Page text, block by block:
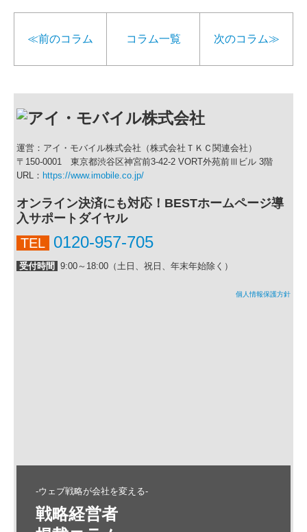
≪前のコラム コラム一覧 次のコラム≫
運営：アイ・モバイル株式会社（株式会社ＴＫＣ関連会社）
〒150-0001 東京都渋谷区神宮前3-42-2 VORT外苑前Ⅲビル 3階
URL： https://www.imobile.co.jp/
オンライン決済にも対応！BESTホームページ導
入サポートダイヤル
TEL 0120-957-705
受付時間 9:00～18:00（土日、祝日、年末年始除く）
個人情報保護方針
-ウェブ戦略が会社を変える-
戦略経営者